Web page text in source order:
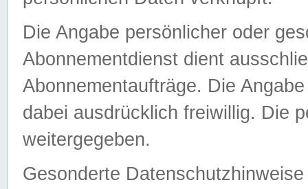
Die Angabe persönlicher oder
Abonnementdienst dient
Abonnementaufträge. Die
dabei ausdrücklich freiwillig. Die
weitergegeben.
Gesonderte